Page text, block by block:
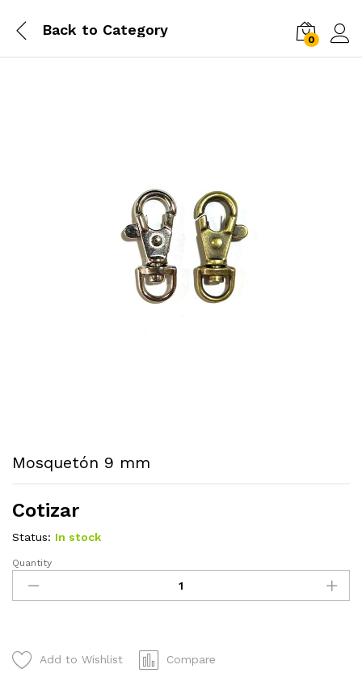
Back to Category
0
Mosquetón 9 mm
Cotizar
Status: In stock
Mosquetón
mm
Quantity
Add to Wishlist Compare